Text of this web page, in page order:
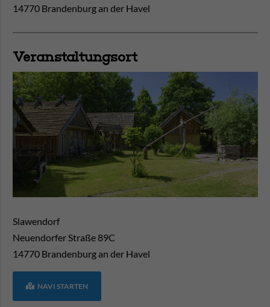
14770 Brandenburg an der Havel
Veranstaltungsort
Slawendorf
Neuendorfer Straße 89C
14770 Brandenburg an der Havel
NAVI STARTEN